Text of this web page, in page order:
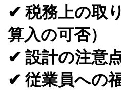
✔ 税務上の取
算入の可否）
✔ 設計の注意
✔ 従業員への